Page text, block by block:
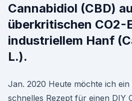
Cannabidiol (CBD)
überkritischen CO2-
industriellem Hanf
L.).
Jan. 2020 Heute möchte ich ein
schnelles Rezept für einen DIY